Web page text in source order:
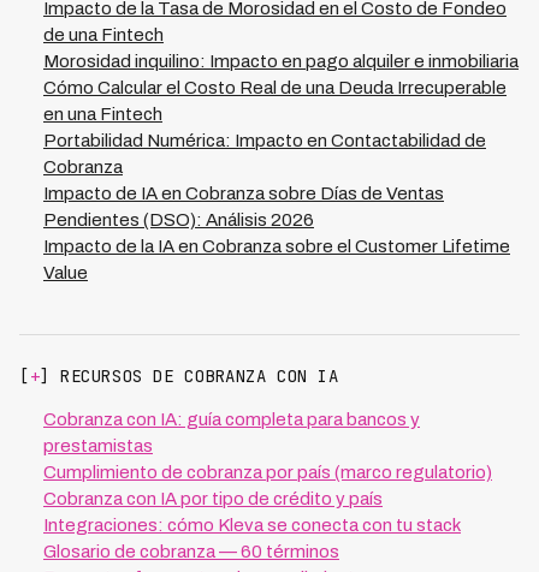
crediticio, lo que se traduce en condiciones más
favorables de financiamiento.
políticas de cobranza y seguimiento personalizado
resulta crítico. Plataformas como Kleva ofrecen una
solución integral que opera en 7 países de LATAM y
logra tasas de recuperación del 73%, reduciendo el
costo de capital en hasta 70% al mejorar
sustancialmente la calidad de tu cartera. Esto permite a
las fintech acceder a fondeo en mejores términos y
competir más efectivamente en el mercado.
Impacto de la Tasa de Morosidad en el Costo de Fondeo
de una Fintech
Morosidad inquilino: Impacto en pago alquiler e inmobiliaria
Cómo Calcular el Costo Real de una Deuda Irrecuperable
en una Fintech
Portabilidad Numérica: Impacto en Contactabilidad de
Cobranza
Impacto de IA en Cobranza sobre Días de Ventas
Pendientes (DSO): Análisis 2026
Impacto de la IA en Cobranza sobre el Customer Lifetime
Value
[ +] RECURSOS DE COBRANZA CON IA
Cobranza con IA: guía completa para bancos y
prestamistas
Cumplimiento de cobranza por país (marco regulatorio)
Cobranza con IA por tipo de crédito y país
Integraciones: cómo Kleva se conecta con tu stack
Glosario de cobranza — 60 términos